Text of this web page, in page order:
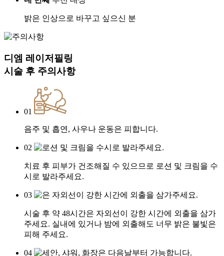
밝은 인상으로 바꾸고 싶으신 분
디엠 레이저필링
시술 후 주의사항
01
음주 및 흡연, 사우나 운동은 피합니다.
02
치료 후 피부가 건조해질 수 있으므로 로션 및 크림을 수
시로 발라주세요.
03
시술 후 약 48시간은 자외선이 강한 시간에 외출을 삼가
주세요. 실내에 있거나 밤에 외출해도 너무 밝은 불빛은
피해 주세요.
04